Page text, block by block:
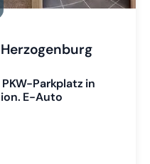
Slide 2 wechseln
Slide 3 wechseln
Parkplatz in
E-Auto